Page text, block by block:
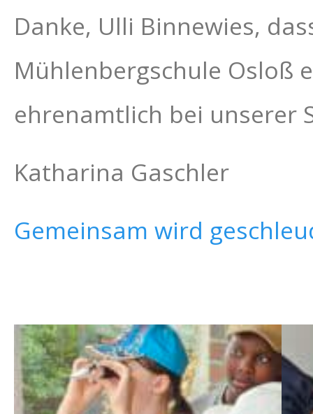
Danke, Ulli Binnewies,
Mühlenbergschule Osloß
ehrenamtlich bei unserer
Katharina Gaschler
Gemeinsam wird